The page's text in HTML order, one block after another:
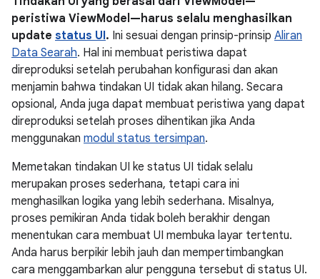
peristiwa ViewModel—harus selalu menghasilkan
update status UI. Ini sesuai dengan prinsip-prinsip Aliran
Data Searah. Hal ini membuat peristiwa dapat
direproduksi setelah perubahan konfigurasi dan akan
menjamin bahwa tindakan UI tidak akan hilang. Secara
opsional, Anda juga dapat membuat peristiwa yang dapat
direproduksi setelah proses dihentikan jika Anda
menggunakan modul status tersimpan.
Memetakan tindakan UI ke status UI tidak selalu
merupakan proses sederhana, tetapi cara ini
menghasilkan logika yang lebih sederhana. Misalnya,
proses pemikiran Anda tidak boleh berakhir dengan
menentukan cara membuat UI membuka layar tertentu.
Anda harus berpikir lebih jauh dan mempertimbangkan
cara menggambarkan alur pengguna tersebut di status UI.